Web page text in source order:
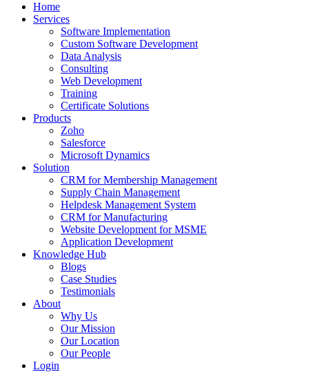
Home
Services
Software Implementation
Custom Software Development
Data Analysis
Consulting
Web Development
Training
Certificate Solutions
Products
Zoho
Salesforce
Microsoft Dynamics
Solution
CRM for Membership Management
Supply Chain Management
Helpdesk Management System
CRM for Manufacturing
Website Development for MSME
Application Development
Knowledge Hub
Blogs
Case Studies
Testimonials
About
Why Us
Our Mission
Our Location
Our People
Login